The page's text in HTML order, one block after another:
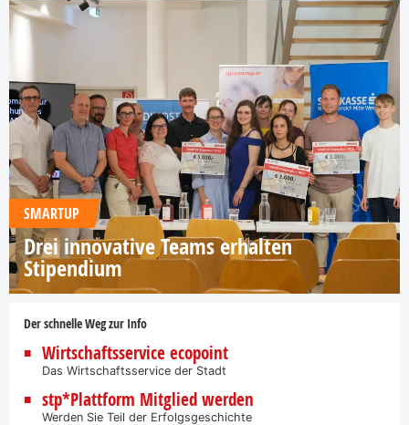
SMARTUP
Drei innovative Teams erhalten
Stipendium
Der schnelle Weg zur Info
Wirtschaftsservice ecopoint
Das Wirtschaftsservice der Stadt
stp*Plattform Mitglied werden
Werden Sie Teil der Erfolgsgeschichte